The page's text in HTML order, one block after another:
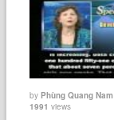
byPhùng Quang Nam
1991 views